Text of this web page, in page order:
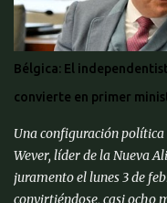
sobre la amenaza de
desarrollado varios
ninguna de las
cumplido, pero muchos
escriben expertos del
Bélgica: El
convierte en primer
Una configuración política
Wever, líder de la Nueva
juramento el lunes 3 de
convirtiéndose, casi ocho